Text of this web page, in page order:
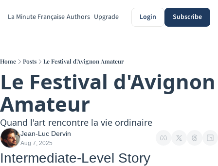
La Minute Française Authors Upgrade Login Subscribe
Home Posts Le Festival d'Avignon Amateur
Le Festival d'Avignon
Amateur
Quand l'art rencontre la vie ordinaire
Jean-Luc Dervin
Aug 7, 2025
Intermediate-Level Story